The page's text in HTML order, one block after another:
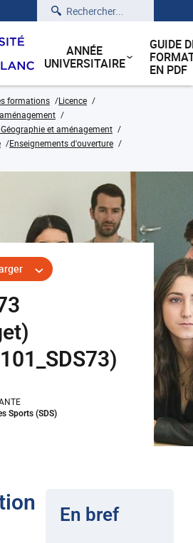
Rechercher
ANNÉE
UNIVERSITAIRE
GUIDE
EN PDF
formations
Licence
et aménagement
Enseignements d'ouverture
Sports (SDS)
En bref